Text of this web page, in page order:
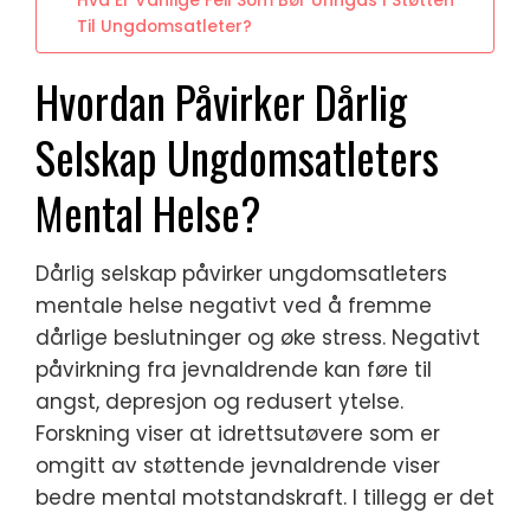
Til Ungdomsatleter?
Hvordan Påvirker Dårlig
Selskap Ungdomsatleters
Mental Helse?
Dårlig selskap påvirker ungdomsatleters
mentale helse negativt ved å fremme
dårlige beslutninger og øke stress. Negativt
påvirkning fra jevnaldrende kan føre til
angst, depresjon og redusert ytelse.
Forskning viser at idrettsutøvere som er
omgitt av støttende jevnaldrende viser
bedre mental motstandskraft. I tillegg er det